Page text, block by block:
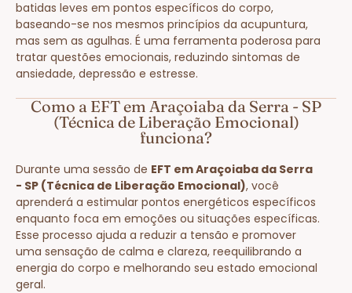
batidas leves em pontos específicos do corpo,
baseando-se nos mesmos princípios da acupuntura,
mas sem as agulhas. É uma ferramenta poderosa para
tratar questões emocionais, reduzindo sintomas de
ansiedade, depressão e estresse.
Como a EFT em Araçoiaba da Serra - SP
(Técnica de Liberação Emocional)
funciona?
Durante uma sessão de EFT em Araçoiaba da Serra
- SP (Técnica de Liberação Emocional), você
aprenderá a estimular pontos energéticos específicos
enquanto foca em emoções ou situações específicas.
Esse processo ajuda a reduzir a tensão e promover
uma sensação de calma e clareza, reequilibrando a
energia do corpo e melhorando seu estado emocional
geral.